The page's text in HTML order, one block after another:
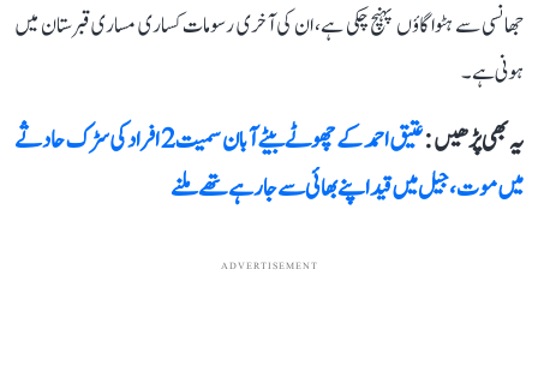
جھانسی سے ہٹوا گاؤں پہنچ چکی ہے، ان کی آخری رسومات کساری مساری قبرستان میں
ہونی ہے۔
یہ بھی پڑھیں :
عتیق احمد کے چھوٹے بیٹے آبان سمیت 2 افراد کی سڑک حادثے
میں موت، جیل میں قید اپنے بھائی سے جا رہے تھے ملنے
ADVERTISEMENT